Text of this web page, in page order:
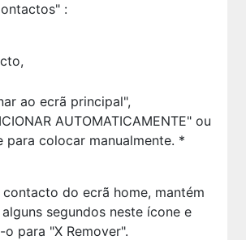
:
ao ecrã principal",
AUTOMATICAMENTE" ou
para colocar manualmente. *
do ecrã home, mantém
segundos neste ícone e
para "X Remover".